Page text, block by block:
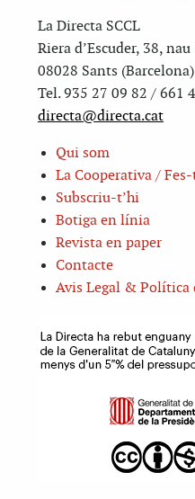
La Directa SCCL
Riera d’Escuder, 38,
08028 Sants (Barcelona)
Tel. 935 27 09 82 / 661
directa@directa.cat
Qui som
La Cooperativa / Fes-
Subscriu-t’hi
Botiga en línia
Revista en paper
Contacte
Avis Legal & Política